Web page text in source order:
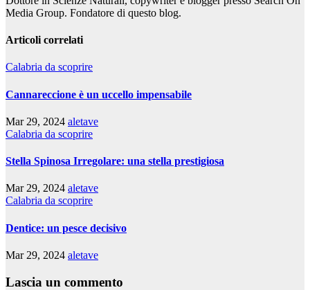
Media Group. Fondatore di questo blog.
Articoli correlati
Calabria da scoprire
Cannareccione è un uccello impensabile
Mar 29, 2024 aletave
Calabria da scoprire
Stella Spinosa Irregolare: una stella prestigiosa
Mar 29, 2024 aletave
Calabria da scoprire
Dentice: un pesce decisivo
Mar 29, 2024 aletave
Lascia un commento